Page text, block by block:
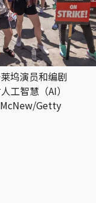
坞演员和编剧
工智慧（AI）
Getty